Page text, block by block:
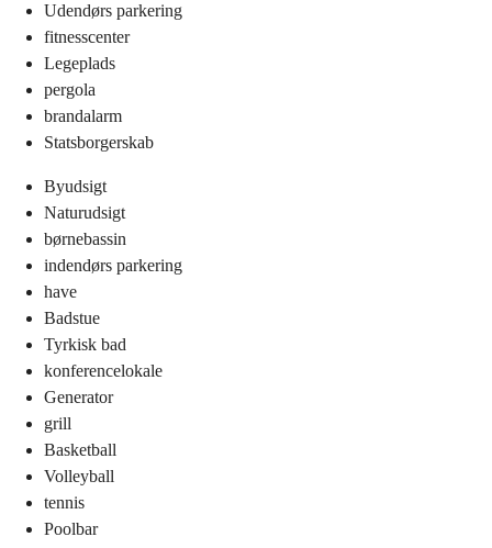
Udendørs parkering
fitnesscenter
Legeplads
pergola
brandalarm
Statsborgerskab
Byudsigt
Naturudsigt
børnebassin
indendørs parkering
have
Badstue
Tyrkisk bad
konferencelokale
Generator
grill
Basketball
Volleyball
tennis
Poolbar